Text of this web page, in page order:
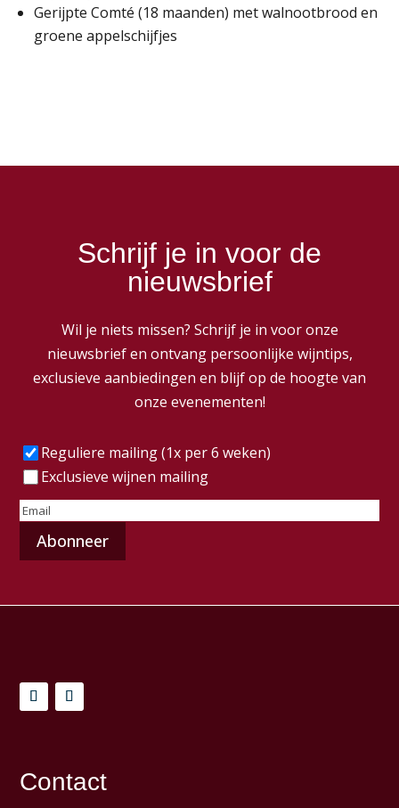
Gerijpte Comté (18 maanden) met walnootbrood en
groene appelschijfjes
Schrijf je in voor de
nieuwsbrief
Wil je niets missen? Schrijf je in voor onze
nieuwsbrief en ontvang persoonlijke wijntips,
exclusieve aanbiedingen en blijf op de hoogte van
onze evenementen!
Frequentie(Vereist)
Reguliere mailing (1x per 6 weken)
Exclusieve wijnen mailing
E-
mailadres
Contact